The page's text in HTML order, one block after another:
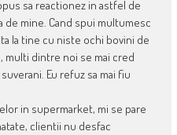
sa reactionez in astfel de
mine. Cand spui multumesc
la tine cu niste ochi bovini de
multi dintre noi se mai cred
Eu refuz sa mai fiu
in supermarket, mi se pare
clientii nu desfac